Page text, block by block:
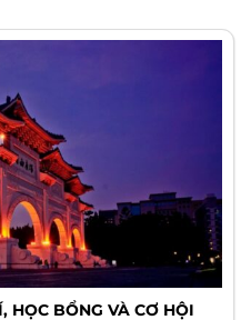
HỌC BỔNG VÀ CƠ HỘI